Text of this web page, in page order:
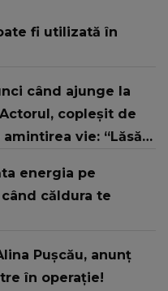
fi utilizată în
când ajunge la
copleșit de
vie: “Lăsăm
energia pe
căldura te
Pușcău, anunț
în operație!